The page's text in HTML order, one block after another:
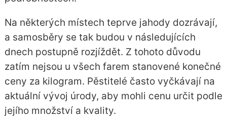
Na některých místech teprve jahody dozrávají,
a samosběry se tak budou v následujících
dnech postupně rozjíždět. Z tohoto důvodu
zatím nejsou u všech farem stanovené konečné
ceny za kilogram. Pěstitelé často vyčkávají na
aktuální vývoj úrody, aby mohli cenu určit podle
jejího množství a kvality.